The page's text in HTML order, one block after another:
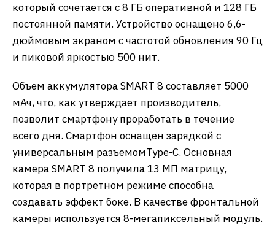
который сочетается с 8 ГБ оперативной и 128 ГБ
постоянной памяти. Устройство оснащено 6,6-
дюймовым экраном с частотой обновления 90 Гц
и пиковой яркостью 500 нит.
Объем аккумулятора SMART 8 составляет 5000
мАч, что, как утверждает производитель,
позволит смартфону проработать в течение
всего дня. Смартфон оснащен зарядкой с
универсальным разъемомType-C. Основная
камера SMART 8 получила 13 МП матрицу,
которая в портретном режиме способна
создавать эффект боке. В качестве фронтальной
камеры используется 8-мегапиксельный модуль.